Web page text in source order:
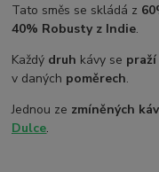
Tato směs se skládá z
40% Robusty z Indie.
Každý druh kávy se
v daných poměrech.
Jednou ze zmíněných káv
Dulce.